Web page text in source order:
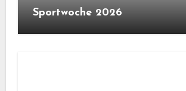
Sportwoche 2026